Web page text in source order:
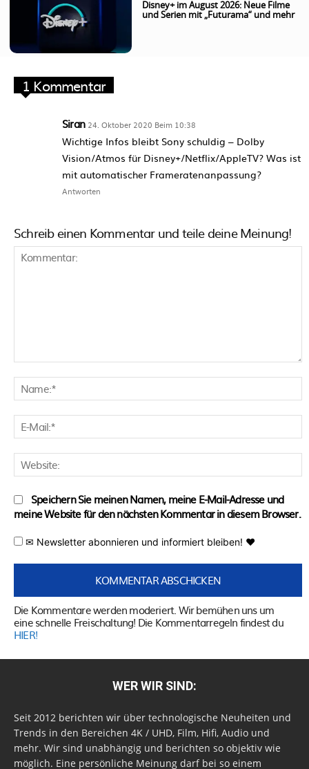
Disney+ im August 2026: Neue Filme
und Serien mit „Futurama“ und mehr
1 Kommentar
Siran 24. Oktober 2020 Beim 10:38
Wichtige Infos bleibt Sony schuldig – Dolby
Vision/Atmos für Disney+/Netflix/AppleTV? Was ist
mit automatischer Frameratenanpassung?
Antworten
Schreib einen Kommentar und teile deine Meinung!
Speichern Sie meinen Namen, meine E-Mail-Adresse und
meine Website für den nächsten Kommentar in diesem Browser.
✉ Newsletter abonnieren und informiert bleiben! ♥
Die Kommentare werden moderiert. Wir bemühen uns um
eine schnelle Freischaltung! Die Kommentarregeln findest du
HIER!
WER WIR SIND:
Seit 2012 berichten wir über technologische Neuheiten und
Trends in den Bereichen 4K / UHD, Film, Hifi, Audio und
mehr. Wir sind unabhängig und berichten so objektiv wie
möglich. Eine persönliche Meinung darf bei so einem